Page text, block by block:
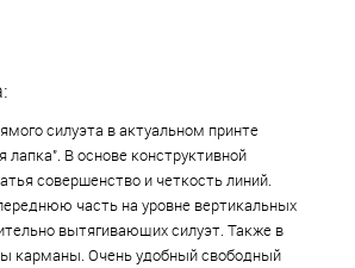
силуэта в актуальном принте
лапка". В основе конструктивной
совершенство и четкость линий.
часть на уровне вертикальных
вытягивающих силуэт. Также в
карманы. Очень удобный свободный